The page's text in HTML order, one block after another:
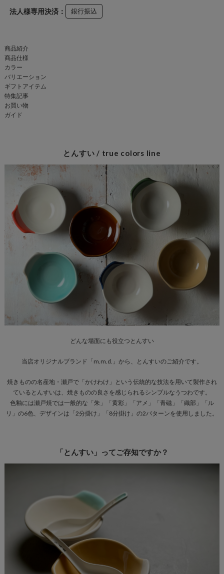
法人様専用決済： 銀行振込
商品紹介
商品仕様
カラー
バリエーション
ギフトアイテム
特集記事
お買い物
ガイド
とんすい / true colors line
どんな場面にも役立つとんすい
当店オリジナルブランド「m.m.d.」から、とんすいのご紹介です。
焼きものの名産地・瀬戸で「かけわけ」という伝統的な技法を用いて製作され
ているとんすいは、焼きものの良さを感じられるシンプルなうつわです。
色釉には瀬戸焼では一般的な「朱」「黄彩」「アメ」「青磁」「織部」「ル
リ」の6色、デザインは「2分掛け」「8分掛け」の2パターンを使用しました。
「とんすい」ってご存知ですか？